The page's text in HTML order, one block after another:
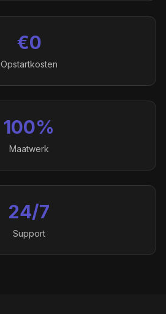
€0
Opstartkosten
100%
Maatwerk
24/7
Support